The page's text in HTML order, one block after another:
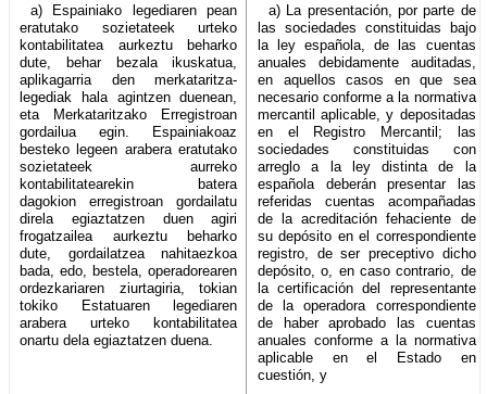
a) Espainiako legediaren pean
eratutako sozietateek urteko
kontabilitatea aurkeztu beharko
dute, behar bezala ikuskatua,
aplikagarria den merkataritza-
legediak hala agintzen duenean,
eta Merkataritzako Erregistroan
gordailua egin. Espainiakoaz
besteko legeen arabera eratutako
sozietateek aurreko
kontabilitatearekin batera
dagokion erregistroan gordailatu
direla egiaztatzen duen agiri
frogatzailea aurkeztu beharko
dute, gordailatzea nahitaezkoa
bada, edo, bestela, operadorearen
ordezkariaren ziurtagiria, tokian
tokiko Estatuaren legediaren
arabera urteko kontabilitatea
onartu dela egiaztatzen duena.
a) La presentación, por parte de
las sociedades constituidas bajo
la ley española, de las cuentas
anuales debidamente auditadas,
en aquellos casos en que sea
necesario conforme a la normativa
mercantil aplicable, y depositadas
en el Registro Mercantil; las
sociedades constituidas con
arreglo a la ley distinta de la
española deberán presentar las
referidas cuentas acompañadas
de la acreditación fehaciente de
su depósito en el correspondiente
registro, de ser preceptivo dicho
depósito, o, en caso contrario, de
la certificación del representante
de la operadora correspondiente
de haber aprobado las cuentas
anuales conforme a la normativa
aplicable en el Estado en
cuestión, y